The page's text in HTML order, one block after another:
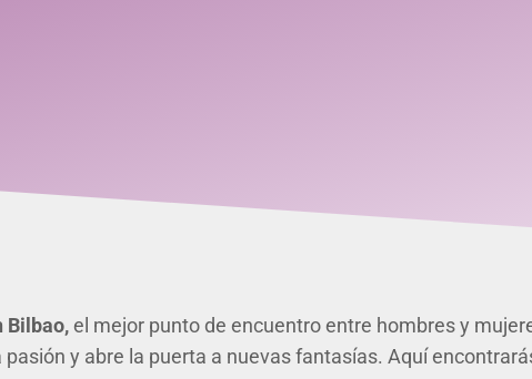
Bilbao,el mejor punto de encuentro entre hombres y
y abre la puerta a nuevas fantasías. Aquí